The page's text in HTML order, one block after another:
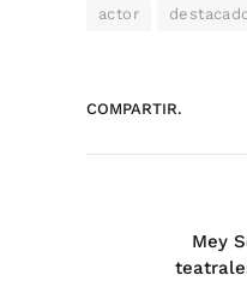
actor
COMPARTIR.
Mey